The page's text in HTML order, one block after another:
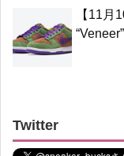
【11月
Twitter